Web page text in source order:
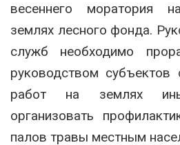
весеннего моратория
землях лесного фонда.
служб необходимо
руководством субъектов
работ на землях
организовать
палов травы местным